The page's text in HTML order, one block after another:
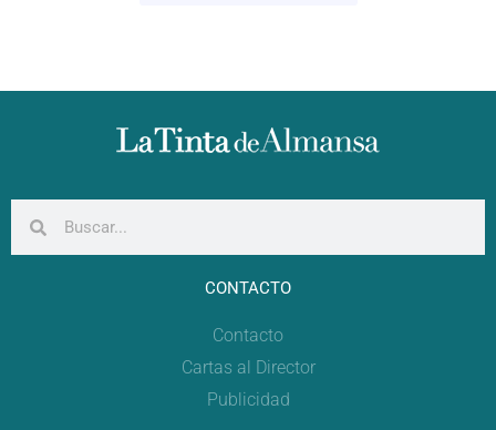
CONTACTO
Contacto
Cartas al Director
Publicidad